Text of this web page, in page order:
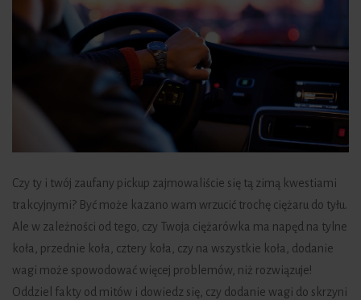
Czy ty i twój zaufany pickup zajmowaliście się tą zimą kwestiami
trakcyjnymi? Być może kazano wam wrzucić trochę ciężaru do tyłu.
Ale w zależności od tego, czy Twoja ciężarówka ma napęd na tylne
koła, przednie koła, cztery koła, czy na wszystkie koła, dodanie
wagi może spowodować więcej problemów, niż rozwiązuje!
Oddziel fakty od mitów i dowiedz się, czy dodanie wagi do skrzyni